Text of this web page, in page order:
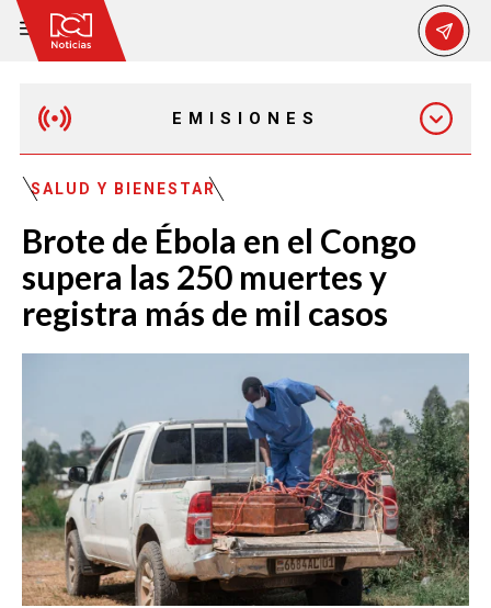
EMISIONES
MAÑANA EXPRESS
EMISIÓN 12:30 PM
EMISIÓN 7:00 PM
EMISIÓN 11:30 PM
SALUD Y BIENESTAR
Brote de Ébola en el Congo
supera las 250 muertes y
registra más de mil casos